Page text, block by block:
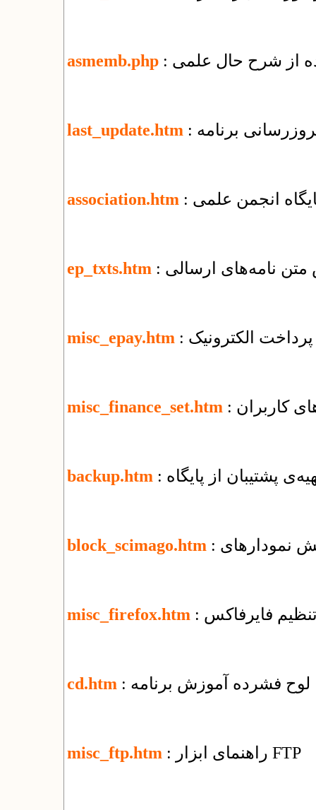
asmemb.php از شرح حال علمی
last_update.htm برنامه
association.htm انجمن علمی
ep_txts.htm متن نامه‌های ارسالی
misc_epay.htm الکترونیک
misc_finance_set.htm کاربران
backup.htm پشتیبان از پایگاه
block_scimago.htm
misc_firefox.htm تنظیم فایرفاکس
cd.htm : لوح فشرده آموزش برنامه
misc_ftp.htm : راهنمای ابزار FTP